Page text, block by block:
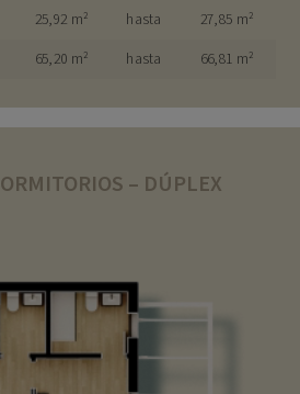
25,92 m² hasta 27,85 m²
65,20 m² hasta 66,81 m²
– DÚPLEX